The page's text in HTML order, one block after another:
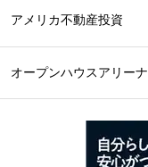
アメリカ不動産投資
オープンハウスアリーナ